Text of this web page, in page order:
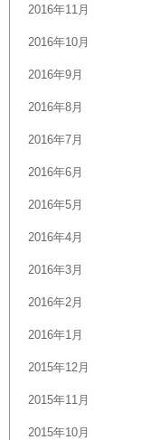
2016年11月
2016年10月
2016年9月
2016年8月
2016年7月
2016年6月
2016年5月
2016年4月
2016年3月
2016年2月
2016年1月
2015年12月
2015年11月
2015年10月